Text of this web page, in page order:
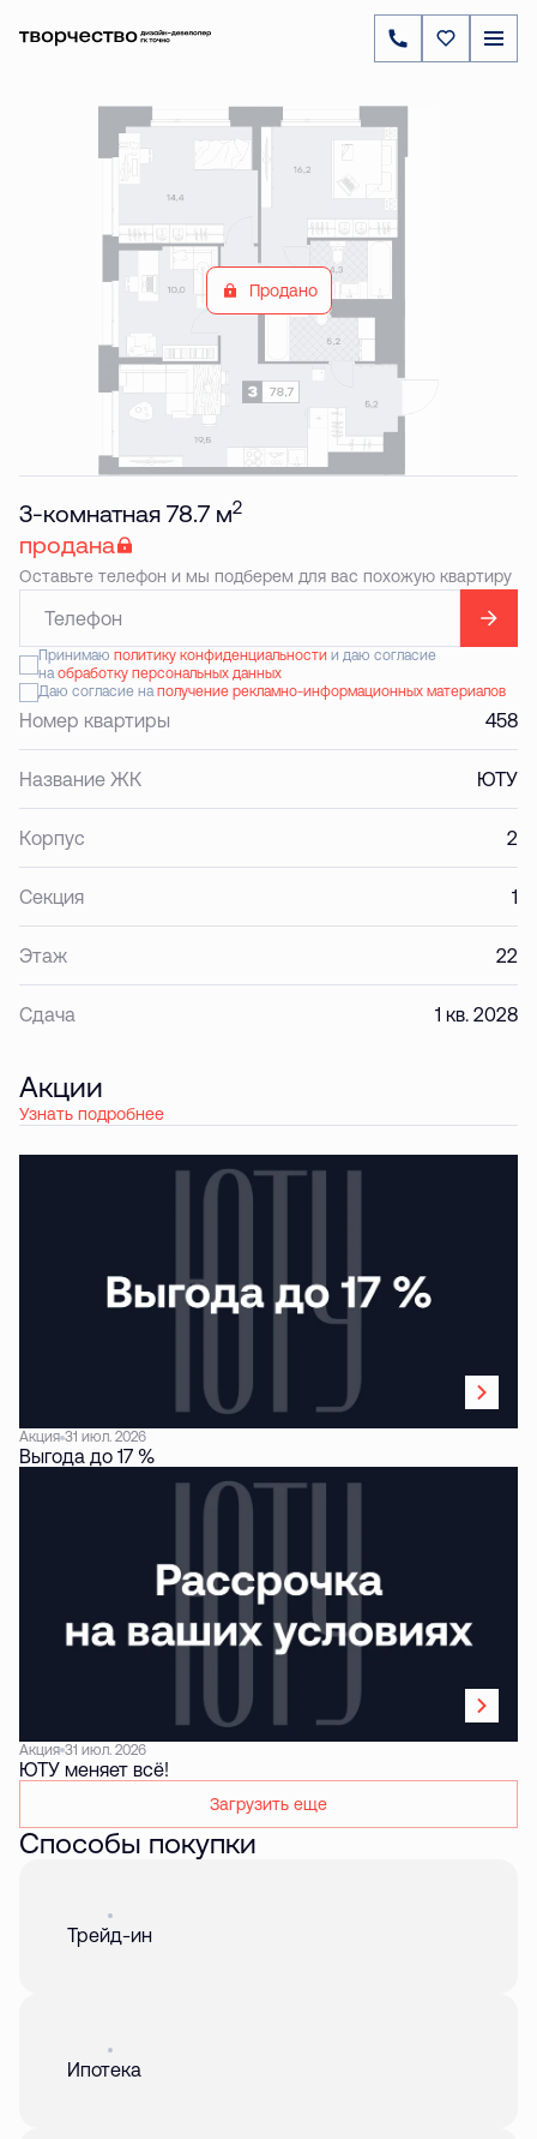
3-комнатная78.7 м Цена по запросу
Продано
3-комнатная 78.7 м2
продана
Оставьте телефон и мы подберем для вас похожую квартиру
Принимаю политику конфиденциальностии даю согласие
наобработку персональных данных
Даю согласие наполучение рекламно-информационных материалов
Номер квартиры 458
Название ЖК ЮТУ
Корпус 2
Секция 1
Этаж 22
Сдача 1 кв. 2028
Акции
Узнать подробнее
Акция 31 июл. 2026
Выгода до 17 %
Акция 31 июл. 2026
ЮТУ меняет всё!
Загрузить еще
Способы покупки
Трейд-ин
Ипотека